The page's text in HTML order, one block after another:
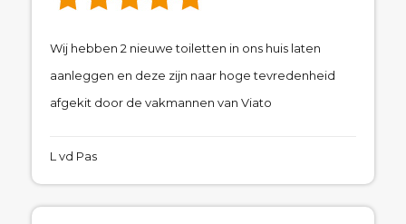
Wij hebben 2 nieuwe toiletten in ons huis laten
aanleggen en deze zijn naar hoge tevredenheid
afgekit door de vakmannen van Viato
L vd Pas